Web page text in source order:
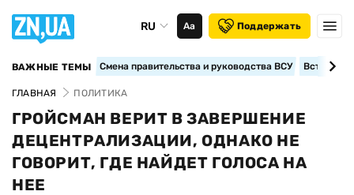
RU Аа Поддержать
ВАЖНЫЕ ТЕМЫ Смена правительства и руководства ВСУ
ГЛАВНАЯ ПОЛИТИКА
ГРОЙСМАН ВЕРИТ В ЗАВЕРШЕНИЕ
ДЕЦЕНТРАЛИЗАЦИИ, ОДНАКО НЕ
ГОВОРИТ, ГДЕ НАЙДЕТ ГОЛОСА НА
НЕЕ